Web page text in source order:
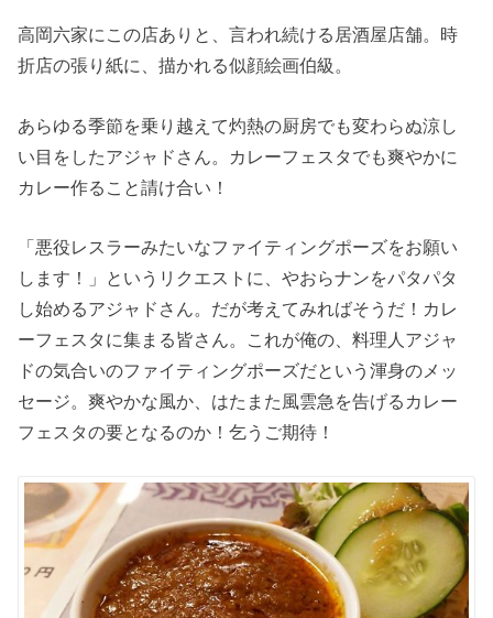
高岡六家にこの店ありと、言われ続ける居酒屋店舗。時
折店の張り紙に、描かれる似顔絵画伯級。
あらゆる季節を乗り越えて灼熱の厨房でも変わらぬ涼し
い目をしたアジャドさん。カレーフェスタでも爽やかに
カレー作ること請け合い！
「悪役レスラーみたいなファイティングポーズをお願い
します！」というリクエストに、やおらナンをパタパタ
し始めるアジャドさん。だが考えてみればそうだ！カレ
ーフェスタに集まる皆さん。これが俺の、料理人アジャ
ドの気合いのファイティングポーズだという渾身のメッ
セージ。爽やかな風か、はたまた風雲急を告げるカレー
フェスタの要となるのか！乞うご期待！